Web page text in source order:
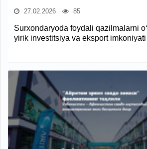
27.02.2026 85
Surxondaryoda foydali qazilmalarni
yirik investitsiya va eksport imkoniyati